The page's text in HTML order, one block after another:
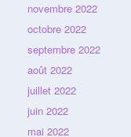
novembre 2022
octobre 2022
septembre 2022
août 2022
juillet 2022
juin 2022
mai 2022